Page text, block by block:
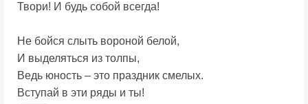
Твори! И будь собой всегда!
Не бойся слыть вороной белой,
И выделяться из толпы,
Ведь юность – это праздник смелых.
Вступай в эти ряды и ты!